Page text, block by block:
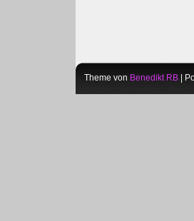
Theme von Benedikt RB |